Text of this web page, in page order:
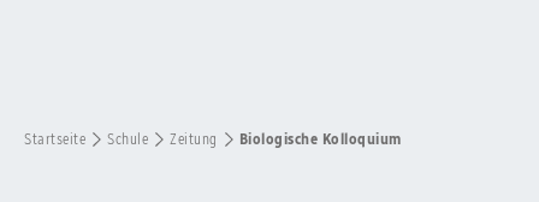
Startseite Schule Zeitung Biologische Kolloquium